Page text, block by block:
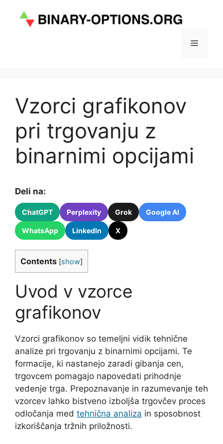
Menu
Vzorci grafikonov
pri trgovanju z
binarnimi opcijami
Deli na:
ChatGPT Perplexity Grok Google AI
WhatsApp LinkedIn X
Contents [show]
Uvod v vzorce
grafikonov
Vzorci grafikonov so temeljni vidik tehnične
analize pri trgovanju z binarnimi opcijami. Te
formacije, ki nastanejo zaradi gibanja cen,
trgovcem pomagajo napovedati prihodnje
vedenje trga. Prepoznavanje in razumevanje teh
vzorcev lahko bistveno izboljša trgovčev proces
odločanja med tehnična analiza in sposobnost
izkoriščanja tržnih priložnosti.